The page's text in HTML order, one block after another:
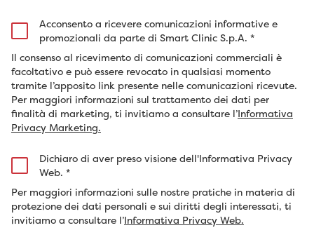
Acconsento a ricevere comunicazioni informative e
promozionali da parte di Smart Clinic S.p.A. *
Il consenso al ricevimento di comunicazioni commerciali è
facoltativo e può essere revocato in qualsiasi momento
tramite l’apposito link presente nelle comunicazioni ricevute.
Per maggiori informazioni sul trattamento dei dati per
finalità di marketing, ti invitiamo a consultare l’Informativa
Privacy Marketing.
Dichiaro di aver preso visione dell'Informativa Privacy
Web. *
Per maggiori informazioni sulle nostre pratiche in materia di
protezione dei dati personali e sui diritti degli interessati, ti
invitiamo a consultare l’Informativa Privacy Web.